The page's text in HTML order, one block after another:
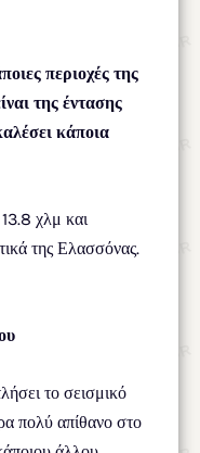
περιοχές της
της έντασης
κάποια
χλμ και
της Ελασσόνας.
το σεισμικό
πολύ απίθανο στο